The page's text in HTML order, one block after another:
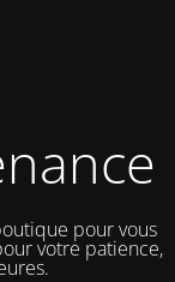
pour vous
votre patience,